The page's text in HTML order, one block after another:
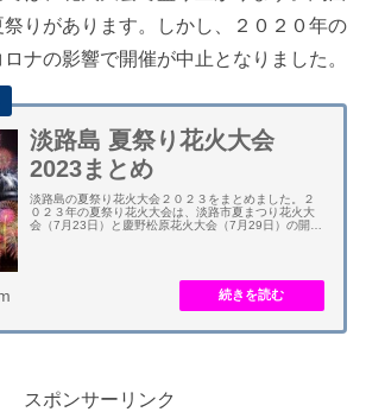
りがあります。しかし、２０２０年の
ナの影響で開催が中止となりました。
淡路島 夏祭り花火大会
2023まとめ
淡路島の夏祭り花火大会２０２３をまとめました。２
０２３年の夏祭り花火大会は、淡路市夏まつり花火大
会（7月23日）と慶野松原花火大会（7月29日）の開催
スポンサーリンク